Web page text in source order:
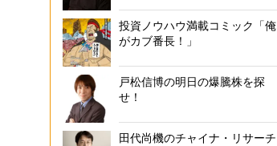
投資ノウハウ満載コミック「俺
がカブ番長！」
戸松信博の明日の爆騰株を探
せ！
田代尚機のチャイナ・リサーチ